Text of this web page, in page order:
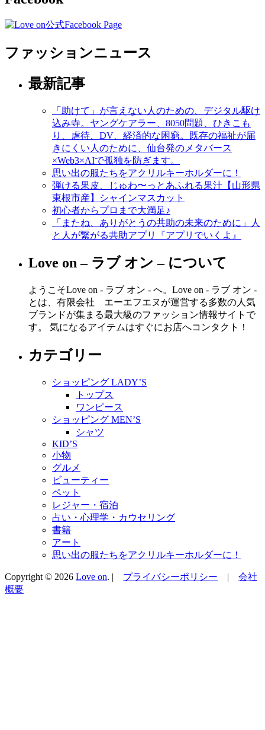
ファッションニュース
最新記事
「助けて」が言えない人のための、デジタル駆け
込み寺。ヤングケアラー、8050問題、ひきこも
り、虐待、DV、経済的な困窮。既存の福祉が届
きにくい人のために、仙台発のメタバース
×Web3×AIで孤独を防ぎます。
思い出の服たちをアクリルキーホルダーに！
弾ける果皮、じゅわ〜っとあふれる果汁【山形県
東根市産】シャインマスカット
初心者からプロまで大満足♪
「またね、ありがとうの共助の未来のために」人
と人が繋がる共助アプリ『アプリでいくよ』
Love on – ラブ オン – について
ようこそLove on - ラブ オン - へ。Love on - ラブ オン -
とは、有限会社 エーエフエヌが運営する多数の人気
ブランドが集まる最大級のファッション情報サイトで
す。 気になるアイテムはすぐにお店へコンタクト！
カテゴリー
ショッピング LADY’S
トップス
ワンピース
ショッピング MEN’S
シャツ
KID’S
小物
グルメ
ビューティー
ペット
レジャー・宿泊
占い・心理学・カウセリング
書籍
アート
思い出の服たちをアクリルキーホルダーに！
Copyright © 2026 Love on. | プライバシーポリシー | 会社
概要